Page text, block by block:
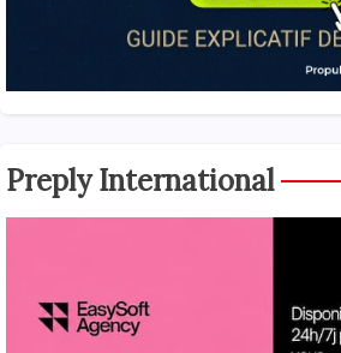
Preply International